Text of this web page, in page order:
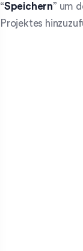
“Speichern” um
Projektes